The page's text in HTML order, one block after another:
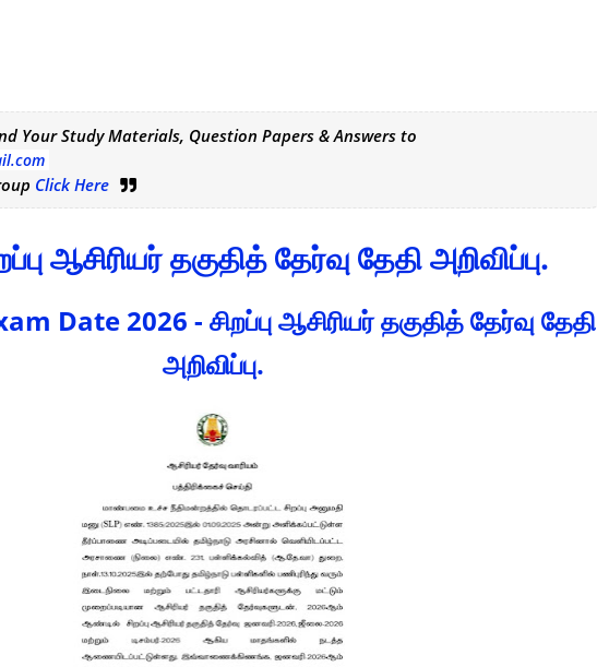
Your Study Materials, Question Papers & Answers to
Click Here
ஆசிரியர் தகுதித் தேர்வு தேதி அறிவிப்பு.
Date 2026 - சிறப்பு ஆசிரியர் தகுதித் தேர்வு தேதி
அறிவிப்பு.